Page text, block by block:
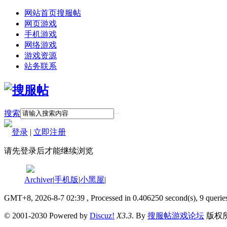
网站首页搜服帖
网页游戏
手机游戏
网络游戏
游戏资源
站务联系
搜索
登录 | 立即注册
请先登录后才能继续浏览
Archiver|手机版|小黑屋|
GMT+8, 2026-8-7 02:39 , Processed in 0.406250 second(s), 9
© 2001-2030 Powered by Discuz! X3.3. By 搜服帖游戏论坛 版权